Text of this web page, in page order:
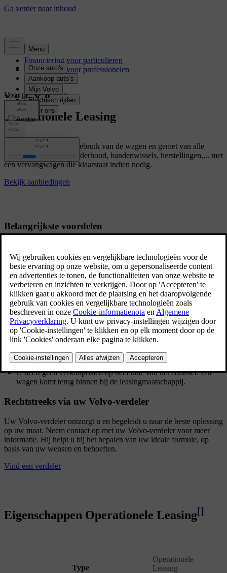
Financiering voor particulieren
Financiering voor professionelen
Voor professionelen
Operationele Leasing
Betaal alleen voor het gebruik van de wagen en geniet van alle
inbegrepen diensten: onderhoud, bandenwissels, herstellingen,... met
een vervangwagen die klaarstaat indien nodig.
Bekijk aanbiedingen
Belangrijkste voordelen
Een eenvoudige administratie: alle autokosten gecentraliseerd in
1 factuur per maand.
Vaste, lage kosten.
Volledige budgetcontrole.
De maandelijkse betalingen sparen uw kredietlijnen.
Alle autouitgaven worden als kost geboekt.
Banden: ongelimiteerd en te vervangen bij uw Volvo-verdeler.
Vaste lage Bonus/Malusgraad, dus geen attest nodig en
aantrekkelijke premie.
Flexibele duurtijden en kilometrages.
De wagen wordt ingeschreven op naam van de
leasingmaatschappij.
U heeft geen verkooprisico op het einde van het contract. Uw
wagen komt terug binnen bij de leasingmaatschappij.
Rechtstreeks via uw Volvo-verdeler
Uw Volvo-verdeler ontzorgt u en begeleidt u naar de beste oplossing
op uw maat. Neem contact op met uw Volvo-verdeler voor meer
informatie. Hij helpt u bij het bepalen van uw ideale formule, op
basis van uw wensen en behoeften.
Vind een verdeler
Eigenschappen Operationele Leasing[]
Type
Operationele
Leasing